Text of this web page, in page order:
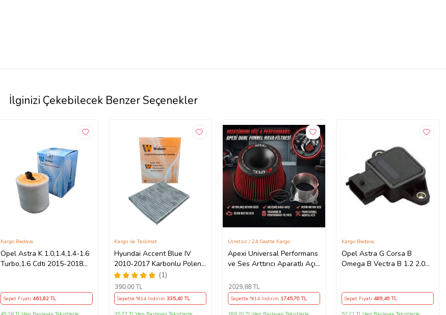
İlginizi Çekebilecek Benzer Seçenekler
Opel Astra K 1.0,1.4,1.4-1.6
Turbo,1.6 Cdti 2015-2018
Kargo Bedava
Sepet Fiyatı 461,82 TL
Hyundai Accent Blue IV
2010-2017 Karbonlu Polen
Filtresi (Gri)
(1)
Kargo ile Teslimat
390,00 TL
Sepette %14 İndirim 335,40 TL
Apexi Universal Performans
ve Ses Arttırıcı Aparatlı Açık
Kırmızı 76 mm
Ücretsiz / 24 Saatte Kargo
2029,88 TL
Sepette %14 İndirim 1745,70 TL
Opel Astra G Corsa B
Omega B Vectra B 1.2 2.0
Wisco
Kargo Bedava
Sepet Fiyatı 489,49 TL